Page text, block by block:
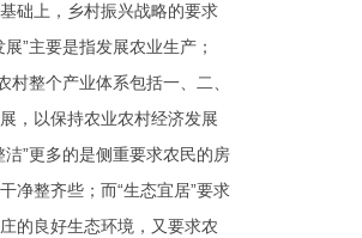
上，乡村振兴战略的要求
”主要是指发展农业生产；
村整个产业体系包括一、二、
，以保持农业农村经济发展
洁”更多的是侧重要求农民的房
净整齐些；而“生态宜居”要求
的良好生态环境，又要求农